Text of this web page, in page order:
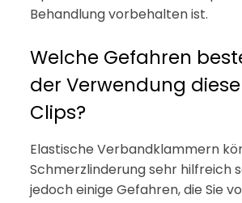
Behandlung vorbehalten ist.
Welche Gefahren
der Verwendung
Clips?
Elastische Verbandklammern
Schmerzlinderung sehr hilfreich
jedoch einige Gefahren, die Sie